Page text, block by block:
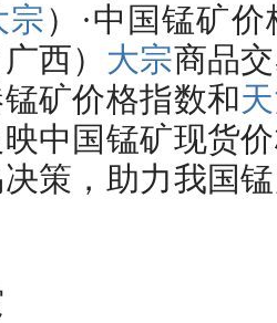
宗）·中国锰矿
西） 大宗商品
矿价格指数和
中国锰矿现货
策，助力我国